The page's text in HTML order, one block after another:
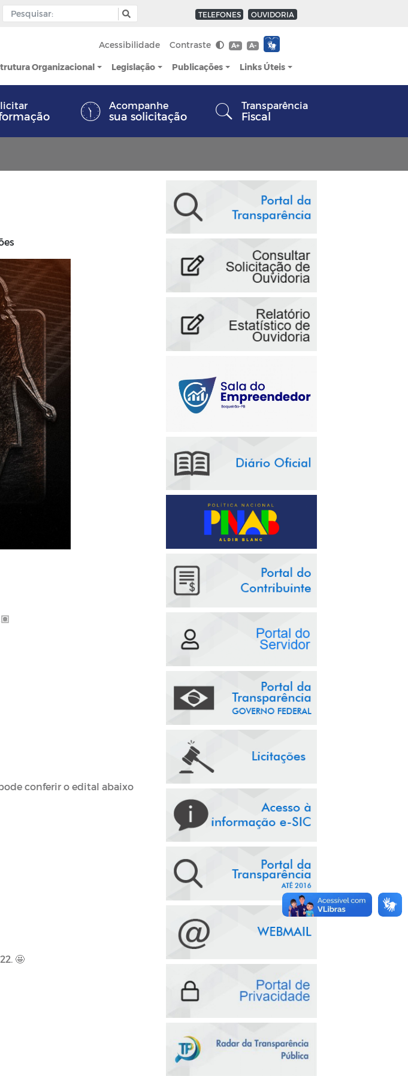
TELEFONES OUVIDORIA
Acessibilidade Contraste A+ A-
Organizacional Legislação Publicações Links Úteis
Acompanhe
sua solicitação
Transparência
Fiscal
conferir o edital abaixo
🤩